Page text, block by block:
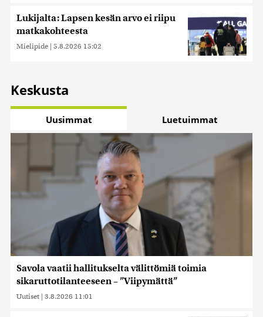
Lukijalta: Lapsen kesän arvo ei riipu
matkakohteesta
Mielipide | 5.8.2026 15:02
Keskusta
Uusimmat Luetuimmat
Savola vaatii hallitukselta välittömiä toimia
sikaruttotilanteeseen – ”Viipymättä”
Uutiset | 3.8.2026 11:01